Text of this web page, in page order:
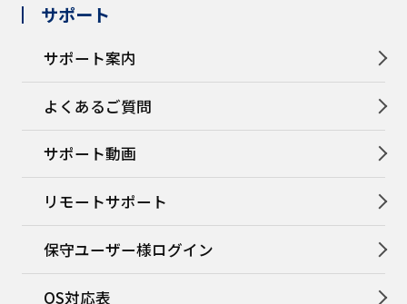
サポート
サポート案内
よくあるご質問
サポート動画
リモートサポート
保守ユーザー様ログイン
OS対応表